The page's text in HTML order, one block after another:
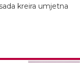
kreira umjetna